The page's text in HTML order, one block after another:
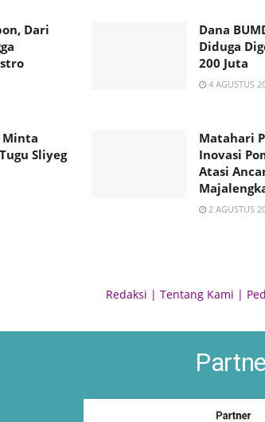
Dari
Dana
Diduga
200 Juta
4 AGUSTUS
Sliyeg
Matahari
Inovasi
Atasi
2 AGUSTUS
Redaksi | Tentang Kami |